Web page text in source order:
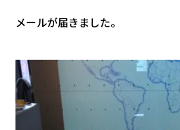
メールが届きました。